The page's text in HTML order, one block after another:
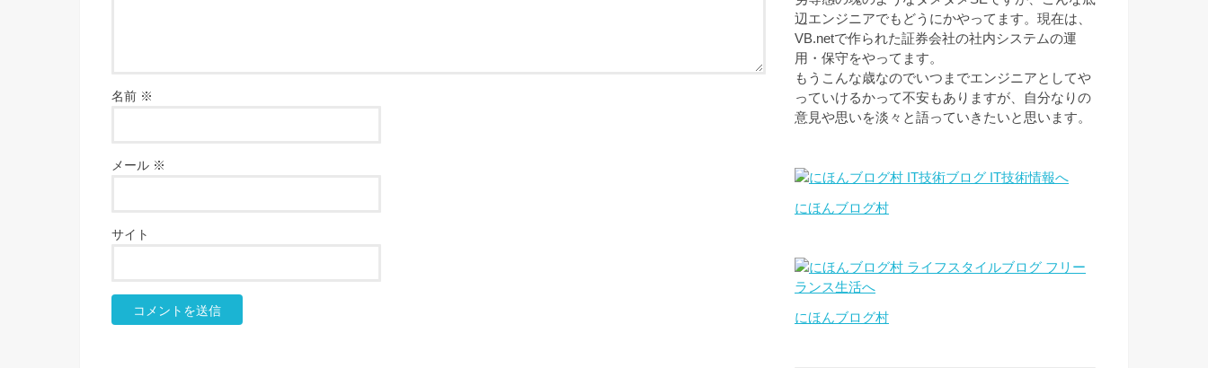
名前 ※
メール ※
サイト
辺エンジニアでもどうにかやってます。現在は、
VB.netで作られた証券会社の社内システムの運
用・保守をやってます。
もうこんな歳なのでいつまでエンジニアとしてや
っていけるかって不安もありますが、自分なりの
意見や思いを淡々と語っていきたいと思います。
にほんブログ村
にほんブログ村